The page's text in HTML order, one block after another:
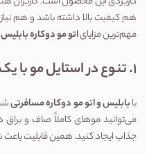
مهم‌ترین مزایای
اتو مو دوکاره بابلیس
1. تنوع در استایل مو با یک ابزار
با بابلیس و اتو مو دوکاره مسافرتی
جذاب ایجاد کنید. همین قابلیت باعث شده